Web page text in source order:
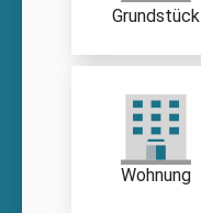
Grundstück
Wohnung